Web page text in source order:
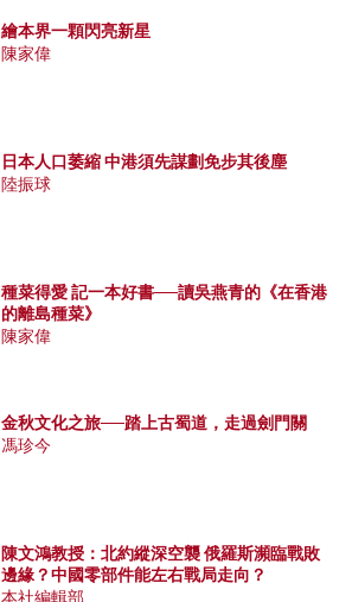
繪本界一顆閃亮新星
陳家偉
日本人口萎縮 中港須先謀劃免步其後塵
陸振球
種菜得愛 記一本好書──讀吳燕青的《在香港
的離島種菜》
陳家偉
金秋文化之旅──踏上古蜀道，走過劍門關
馮珍今
陳文鴻教授：北約縱深空襲 俄羅斯瀕臨戰敗
邊緣？中國零部件能左右戰局走向？
本社編輯部